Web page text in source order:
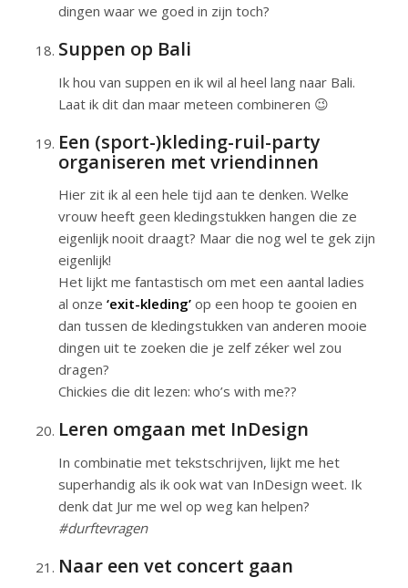
dingen waar we goed in zijn toch?
Suppen op Bali
Ik hou van suppen en ik wil al heel lang naar Bali.
Laat ik dit dan maar meteen combineren 😉
Een (sport-)kleding-ruil-party
organiseren met vriendinnen
Hier zit ik al een hele tijd aan te denken. Welke
vrouw heeft geen kledingstukken hangen die ze
eigenlijk nooit draagt? Maar die nog wel te gek zijn
eigenlijk!
Het lijkt me fantastisch om met een aantal ladies
al onze ‘exit-kleding’op een hoop te gooien en
dan tussen de kledingstukken van anderen mooie
dingen uit te zoeken die je zelf zéker wel zou
dragen?
Chickies die dit lezen: who’s with me??
Leren omgaan met InDesign
In combinatie met tekstschrijven, lijkt me het
superhandig als ik ook wat van InDesign weet. Ik
denk dat Jur me wel op weg kan helpen?
#durftevragen
Naar een vet concert gaan